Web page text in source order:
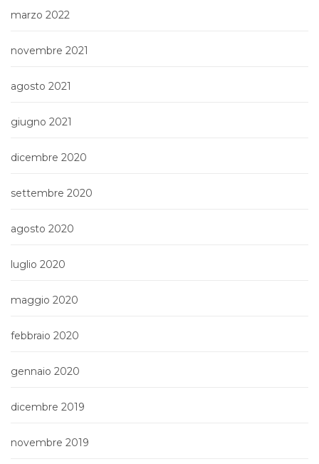
marzo 2022
novembre 2021
agosto 2021
giugno 2021
dicembre 2020
settembre 2020
agosto 2020
luglio 2020
maggio 2020
febbraio 2020
gennaio 2020
dicembre 2019
novembre 2019